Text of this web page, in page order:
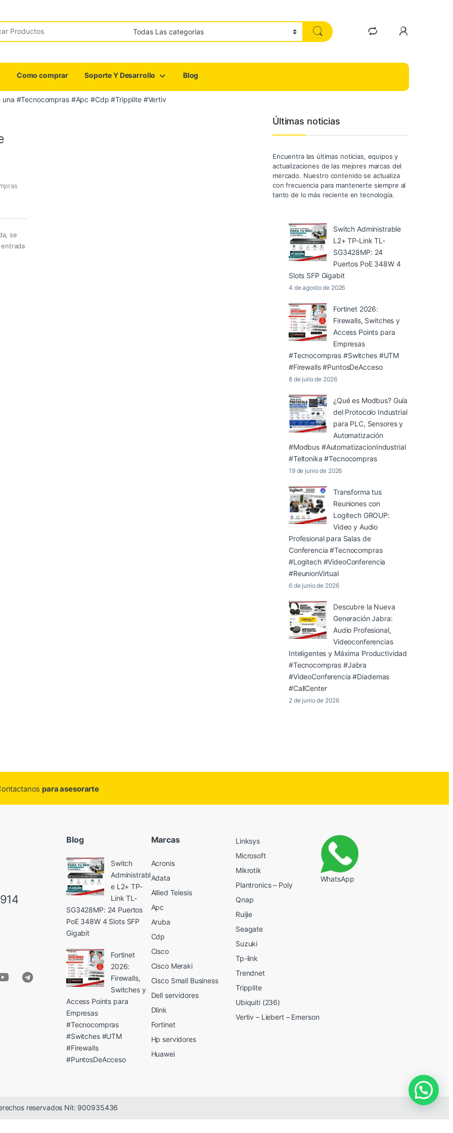
Como comprar Soporte Y Desarrollo Blog
#Tecnocompras #Apc #Cdp #Tripplite #Vertiv
se
Últimas noticias
Encuentra las últimas noticias, equipos y
actualizaciones de las mejores marcas del
mercado. Nuestro contenido se actualiza
con frecuencia para mantenerte siempre al
tanto de lo más reciente en tecnología.
Switch Administrable
L2+ TP-Link TL-
SG3428MP: 24
Puertos PoE 348W 4
Slots SFP Gigabit
4 de agosto de 2026
Fortinet 2026:
Firewalls, Switches y
Access Points para
Empresas
#Tecnocompras #Switches #UTM
#Firewalls #PuntosDeAcceso
8 de julio de 2026
¿Qué es Modbus? Guía
del Protocolo Industrial
para PLC, Sensores y
Automatización
#Modbus #AutomatizacionIndustrial
#Teltonika #Tecnocompras
19 de junio de 2026
Transforma tus
Reuniones con
Logitech GROUP:
Video y Audio
Profesional para Salas de
Conferencia #Tecnocompras
#Logitech #VideoConferencia
#ReunionVirtual
6 de junio de 2026
Descubre la Nueva
Generación Jabra:
Audio Profesional,
Videoconferencias
Inteligentes y Máxima Productividad
#Tecnocompras #Jabra
#VideoConferencia #Diademas
#CallCenter
2 de junio de 2026
para asesorarte
Blog
Switch
Administrabl
e L2+ TP-
Link TL-
SG3428MP: 24 Puertos
PoE 348W 4 Slots SFP
Gigabit
Fortinet
2026:
Firewalls,
Switches y
Access Points para
Empresas
#Tecnocompras
#Switches #UTM
#Firewalls
#PuntosDeAcceso
Marcas
Acronis
Adata
Allied Telesis
Apc
Aruba
Cdp
Cisco
Cisco Meraki
Cisco Small Business
Dell servidores
Dlink
Fortinet
Hp servidores
Huawei
Linksys
Microsoft
Mikrotik
Plantronics – Poly
Qnap
Ruijie
Seagate
Suzuki
Tp-link
Trendnet
Tripplite
Ubiquiti (236)
Vertiv – Liebert – Emerson
WhatsApp
reservados Nit: 900935436